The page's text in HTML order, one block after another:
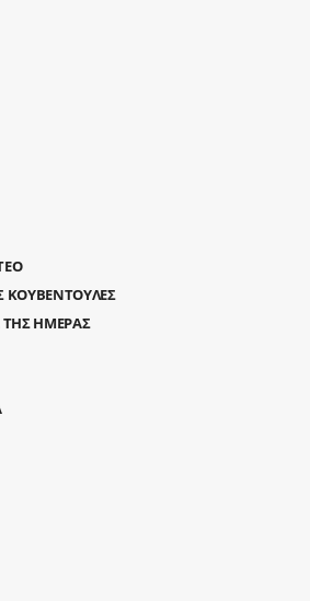
ΚΟΥΒΕΝΤΟΥΛΕΣ
ΗΜΕΡΑΣ